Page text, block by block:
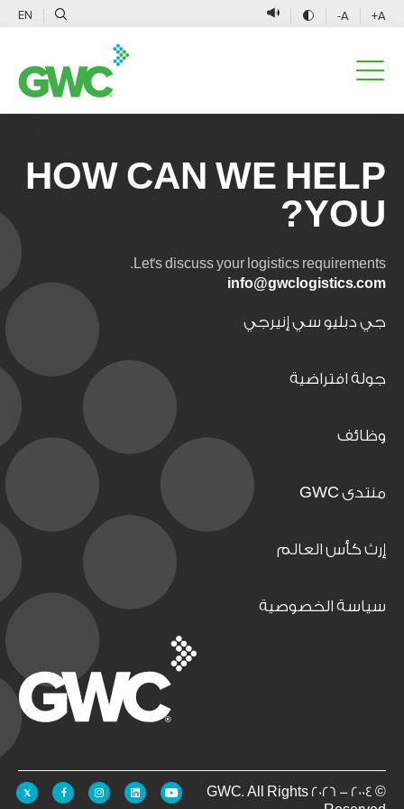
A+
A-
EN
HOW CAN WE HELP
YOU?
Let's discuss your logistics requirements.
info@gwclogistics.com
جي دبليو سي إنيرجي
جولة افتراضية
وظائف
منتدى GWC
إرث كأس العالم
سياسة الخصوصية
© 2004 - 2026 GWC. All Rights